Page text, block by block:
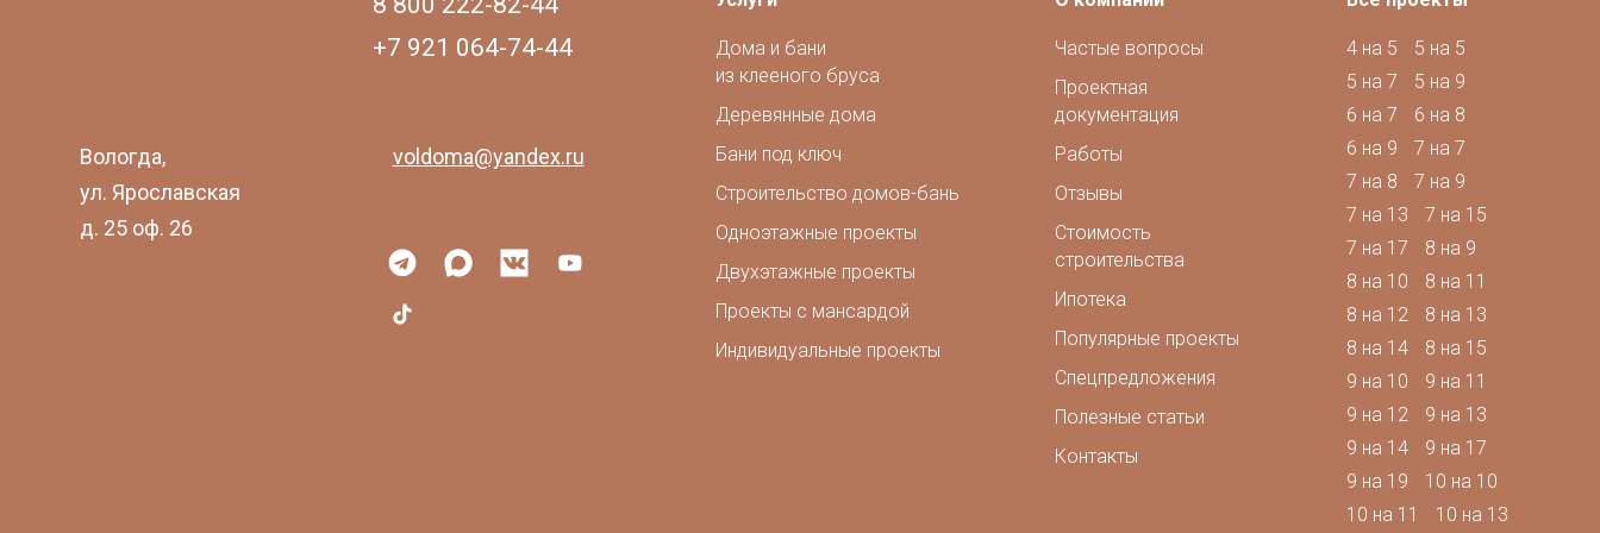
+7 921 064-74-44
Вологда,
ул. Ярославская
д. 25 оф. 26
voldoma@yandex.ru
Дома и бани
из клееного бруса
Деревянные дома
Бани под ключ
Строительство домов-бань
Одноэтажные проекты
Двухэтажные проекты
Проекты с мансардой
Индивидуальные проекты
Частые вопросы
Проектная
документация
Работы
Отзывы
Стоимость
строительства
Ипотека
Популярные проекты
Спецпредложения
Полезные статьи
Контакты
4 на 5
5 на 5
5 на 7
5 на 9
6 на 7
6 на 8
6 на 9
7 на 7
7 на 8
7 на 9
7 на 13
7 на 15
7 на 17
8 на 9
8 на 10
8 на 11
8 на 12
8 на 13
8 на 14
8 на 15
9 на 10
9 на 11
9 на 12
9 на 13
9 на 14
9 на 17
9 на 19
10 на 10
10 на 11
10 на 13